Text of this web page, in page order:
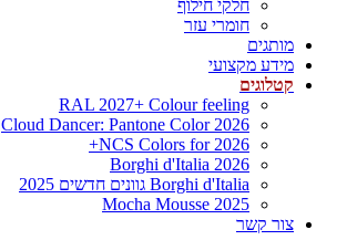
חלקי חילוף
חומרי עזר
מותגים
מידע מקצועי
קטלוגים
RAL 2027+ Colour feeling
Cloud Dancer: Pantone Color 2026
NCS Colors for 2026+
Borghi d'Italia 2026
Borghi d'Italia גוונים חדשים 2025
Mocha Mousse 2025
צור קשר